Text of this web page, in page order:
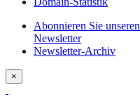
Abonnieren Sie unseren
Newsletter
Newsletter-Archiv
×